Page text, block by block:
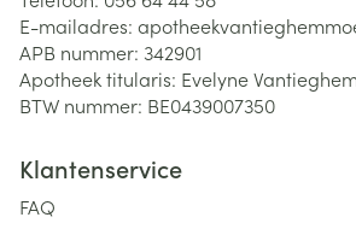
E-mailadres:
APB nummer: 342901
Apotheek titularis: Evelyne
BTW nummer: BE0439007350
Klantenservice
FAQ